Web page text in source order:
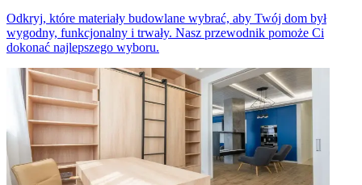
Odkryj, które materiały budowlane wybrać, aby Twój dom był
wygodny, funkcjonalny i trwały. Nasz przewodnik pomoże Ci
dokonać najlepszego wyboru.